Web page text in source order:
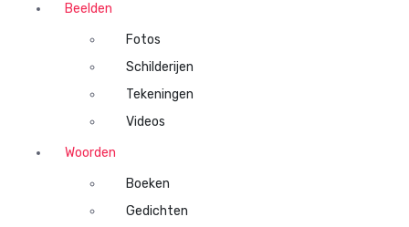
Beelden
Fotos
Schilderijen
Tekeningen
Videos
Woorden
Boeken
Gedichten